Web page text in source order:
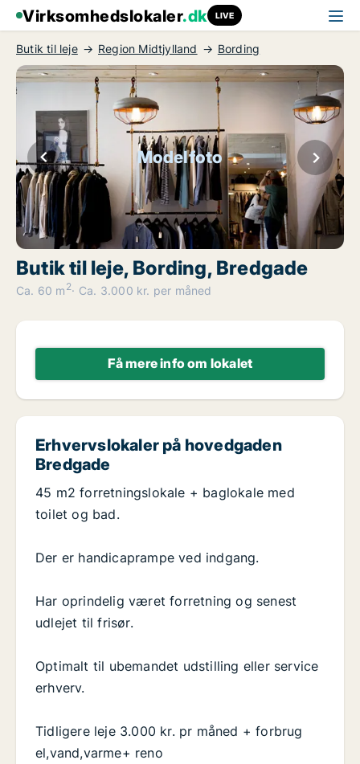
Virksomhedslokaler.dk LIVE
Butik til leje Region Midtjylland Bording
Modelfoto
Butik til leje, Bording, Bredgade
Ca. 60 m 2 Ca. 3.000 kr. per måned
Få mere info om lokalet
Erhvervslokaler på hovedgaden
Bredgade
45 m2 forretningslokale + baglokale med
toilet og bad.
Der er handicaprampe ved indgang.
Har oprindelig været forretning og senest
udlejet til frisør.
Optimalt til ubemandet udstilling eller service
erhverv.
Tidligere leje 3.000 kr. pr måned + forbrug
el,vand,varme+ reno